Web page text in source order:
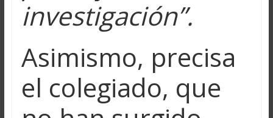
investigación”.
Asimismo, precisa
el colegiado, que